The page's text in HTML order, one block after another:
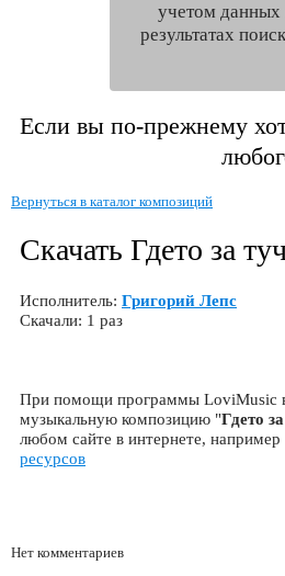
учетом
результатах
Если вы по-прежнему
Вернуться в каталог композиций
Скачать Гдето за
Исполнитель: Григорий Лепс
Скачали: 1 раз
При помощи программы LoviMusic
музыкальную композицию "Гдето
любом сайте в интернете, например
ресурсов
Нет комментариев